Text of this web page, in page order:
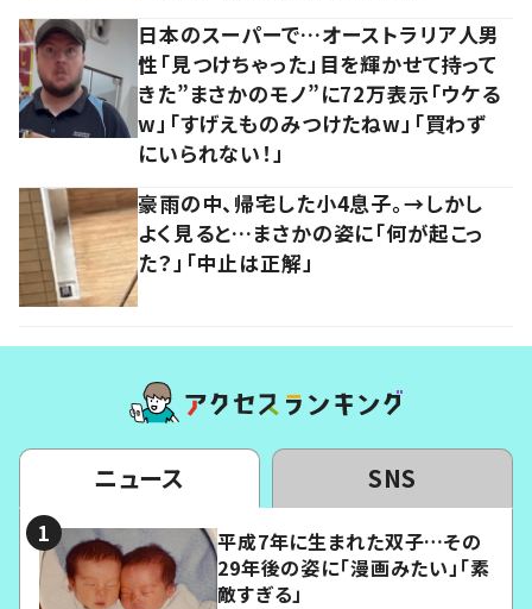
日本のスーパーで…オーストラリア人男
性「見つけちゃった」目を輝かせて持って
きた”まさかのモノ”に72万表示「ウケる
w」「すげえものみつけたねw」「買わず
にいられない！」
豪雨の中、帰宅した小4息子。→しかし
よく見ると…まさかの姿に「何が起こっ
た？」「中止は正解」
ニュース SNS
平成7年に生まれた双子…その
29年後の姿に「漫画みたい」「素
敵すぎる」